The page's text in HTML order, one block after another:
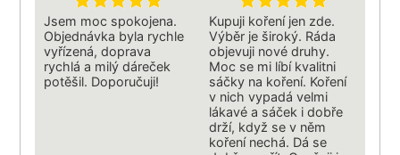
Jsem moc spokojena.
Objednávka byla rychle
vyřízená, doprava
rychlá a milý dáreček
potěšil. Doporučuji!
Kupuji koření jen zde.
Výběr je široký. Ráda
objevuji nové druhy.
Moc se mi líbí kvalitni
sáčky na koření. Koření
v nich vypadá velmi
lákavé a sáček i dobře
drží, když se v něm
koření nechá. Dá se